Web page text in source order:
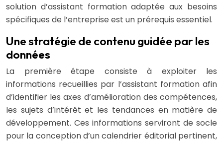
solution d’assistant formation adaptée aux besoins
spécifiques de l’entreprise est un prérequis essentiel.
Une stratégie de contenu guidée par les
données
La première étape consiste à exploiter les
informations recueillies par l’assistant formation afin
d’identifier les axes d’amélioration des compétences,
les sujets d’intérêt et les tendances en matière de
développement. Ces informations serviront de socle
pour la conception d’un calendrier éditorial pertinent,